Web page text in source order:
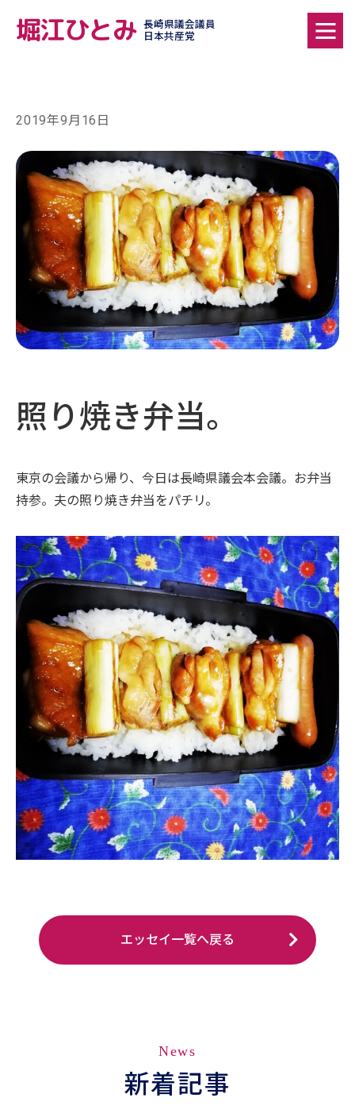
堀江ひとみ
長崎県議会議員
日本共産党
2019年9月16日
照り焼き弁当。
東京の会議から帰り、今日は長崎県議会本会議。お弁当
持参。夫の照り焼き弁当をパチリ。
エッセイ一覧へ戻る
News
新着記事